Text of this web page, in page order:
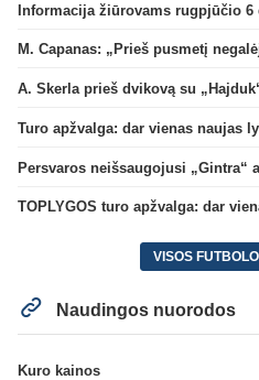
Informacija žiūrovams rugpjūčio 6
Turo apžvalga: dar vienas naujas
TOPLYGOS turo apžvalga: dar
VISOS
Naudingos nuorodos
Kuro kainos